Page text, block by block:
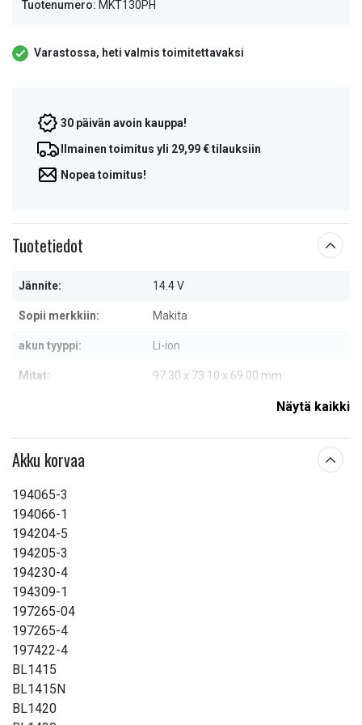
Tuotenumero: MKT130PH
Varastossa, heti valmis toimitettavaksi
30 päivän avoin kauppa!
Ilmainen toimitus yli 29,99 € tilauksiin
Nopea toimitus!
Tuotetiedot
Jännite: 14.4 V
Sopii merkkiin: Makita
akun tyyppi: Li-ion
Mitat: 97.30 x 73.10 x 69.00 mm
Näytä kaikki
Akku korvaa
194065-3
194066-1
194204-5
194205-3
194230-4
194309-1
197265-04
197265-4
197422-4
BL1415
BL1415N
BL1420